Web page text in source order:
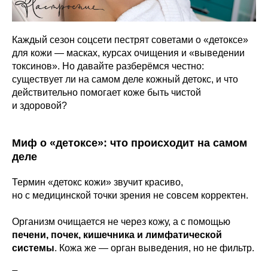
Каждый сезон соцсети пестрят советами о «детоксе»
для кожи — масках, курсах очищения и «выведении
токсинов». Но давайте разберёмся честно:
существует ли на самом деле кожный детокс, и что
действительно помогает коже быть чистой
и здоровой?
Миф о «детоксе»: что происходит на самом
деле
Термин «детокс кожи» звучит красиво,
но с медицинской точки зрения не совсем корректен.
Организм очищается не через кожу, а с помощью
печени, почек, кишечника и лимфатической
системы. Кожа же — орган выведения, но не фильтр.